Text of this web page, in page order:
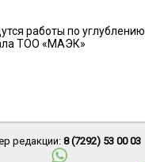
работы по углублению
ТОО «МАЭК»
редакции: 8 (7292) 53 00 03